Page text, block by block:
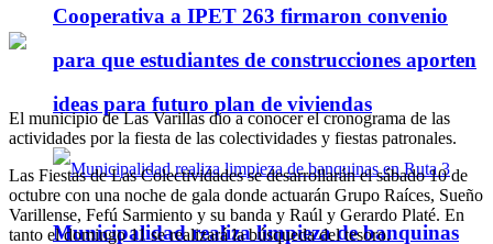
Cooperativa a IPET 263 firmaron convenio
para que estudiantes de construcciones aporten
ideas para futuro plan de viviendas
Municipalidad realiza limpieza de banquinas
El municipio de Las Varillas dio a conocer el cronograma de las
actividades por la fiesta de las colectividades y fiestas patronales.
Las Fiestas de Las Colectividades se desarrollarán el sábado 10 de
octubre con una noche de gala donde actuarán Grupo Raíces, Sueño
Varillense, Fefú Sarmiento y su banda y Raúl y Gerardo Platé. En
tanto el domingo 11 se realizará la búsqueda del tesoro.